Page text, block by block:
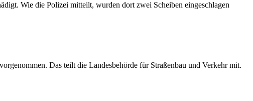
Wie die Polizei mitteilt, wurden dort zwei Scheiben eingeschlagen
Das teilt die Landesbehörde für Straßenbau und Verkehr mit.